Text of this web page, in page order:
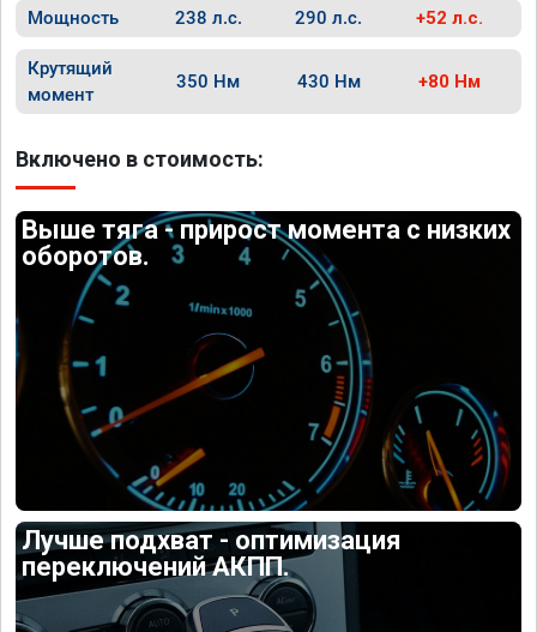
Мощность 238 л.с. 290 л.с. +52 л.с.
Крутящий
момент
350 Нм 430 Нм +80 Нм
Включено в стоимость:
Выше тяга - прирост момента с низких
оборотов.
Лучше подхват - оптимизация
переключений АКПП.